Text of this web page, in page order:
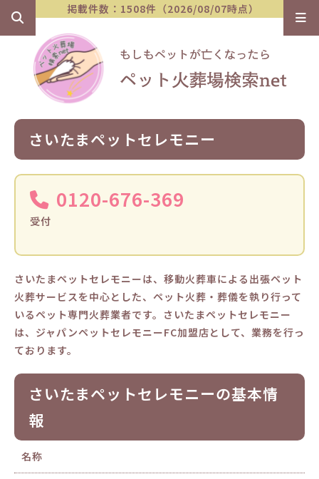
掲載件数：1508件（2026/08/07時点）
さいたまペットセレモニー
0120-676-369
受付
さいたまペットセレモニーは、移動火葬車による出張ペット
火葬サービスを中心とした、ペット火葬・葬儀を執り行って
いるペット専門火葬業者です。さいたまペットセレモニー
は、ジャパンペットセレモニーFC加盟店として、業務を行っ
ております。
さいたまペットセレモニーの基本情
報
名称